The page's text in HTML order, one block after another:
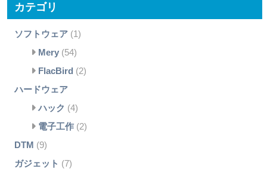
カテゴリ
ソフトウェア(1)
Mery(54)
FlacBird (2)
ハードウェア
ハック (4)
電子工作(2)
DTM (9)
ガジェット (7)